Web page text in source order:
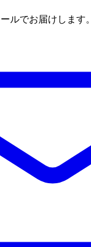
ルでお届けします。